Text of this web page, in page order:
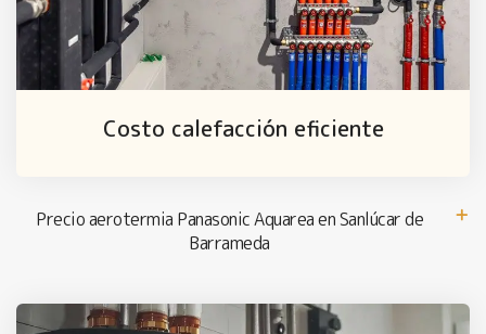
Costo calefacción eficiente
Precio aerotermia Panasonic Aquarea en Sanlúcar de
Barrameda